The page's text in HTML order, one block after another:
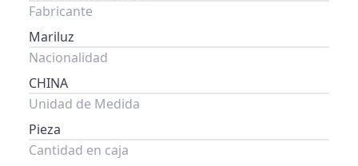
Fabricante
Mariluz
Nacionalidad
CHINA
Unidad de Medida
Pieza
Cantidad en caja